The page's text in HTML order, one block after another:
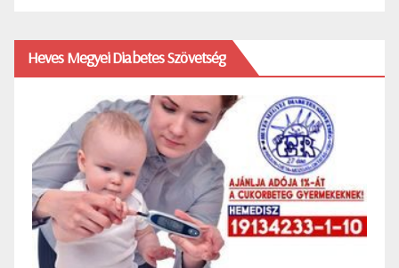
Heves Megyei Diabetes Szövetség